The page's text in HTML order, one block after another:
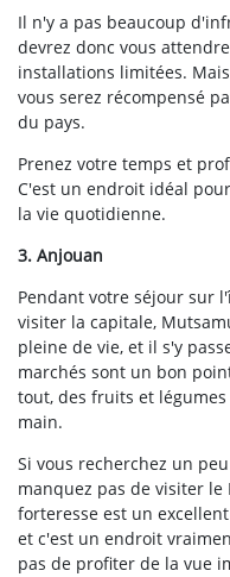
Il n'y a pas beaucoup
devrez donc vous
installations limitées.
vous serez récompensé
du pays.
Prenez votre temps et
C'est un endroit idéal
la vie quotidienne.
3. Anjouan
Pendant votre séjour sur
visiter la capitale,
pleine de vie, et il s'y
marchés sont un bon
tout, des fruits et
main.
Si vous recherchez un
manquez pas de visiter le
forteresse est un
et c'est un endroit
pas de profiter de la vue